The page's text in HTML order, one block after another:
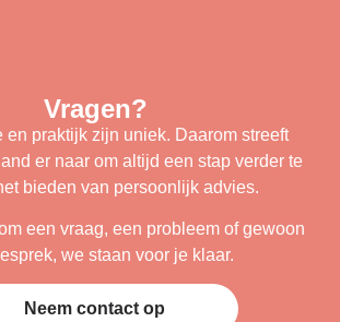
Vragen?
en praktijk zijn uniek. Daarom streeft
er naar om altijd een stap verder te
bieden van persoonlijk advies.
een vraag, een probleem of gewoon
we staan voor je klaar.
Neem contact op